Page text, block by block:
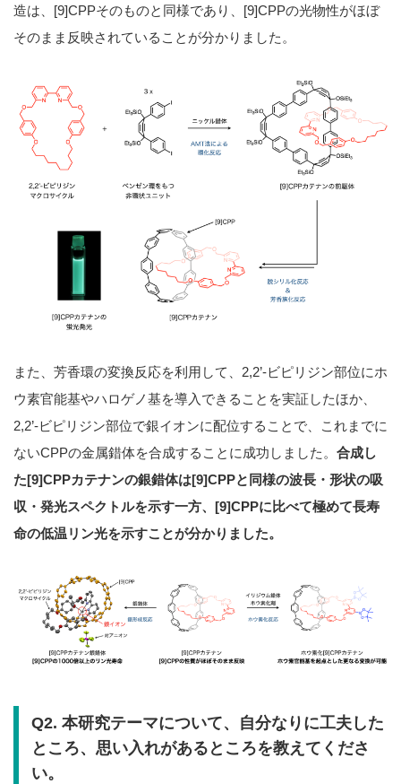
造は、[9]CPPそのものと同様であり、[9]CPPの光物性がほぼ
そのまま反映されていることが分かりました。
また、芳香環の変換反応を利用して、2,2’-ビピリジン部位にホ
ウ素官能基やハロゲノ基を導入できることを実証したほか、
2,2’-ビピリジン部位で銀イオンに配位することで、これまでに
ないCPPの金属錯体を合成することに成功しました。 合成し
た[9]CPPカテナンの銀錯体は[9]CPPと同様の波長・形状の吸
収・発光スペクトルを示す一方、[9]CPPに比べて極めて長寿
命の低温リン光を示すことが分かりました。
Q2. 本研究テーマについて、自分なりに工夫した
ところ、思い入れがあるところを教えてくださ
い。